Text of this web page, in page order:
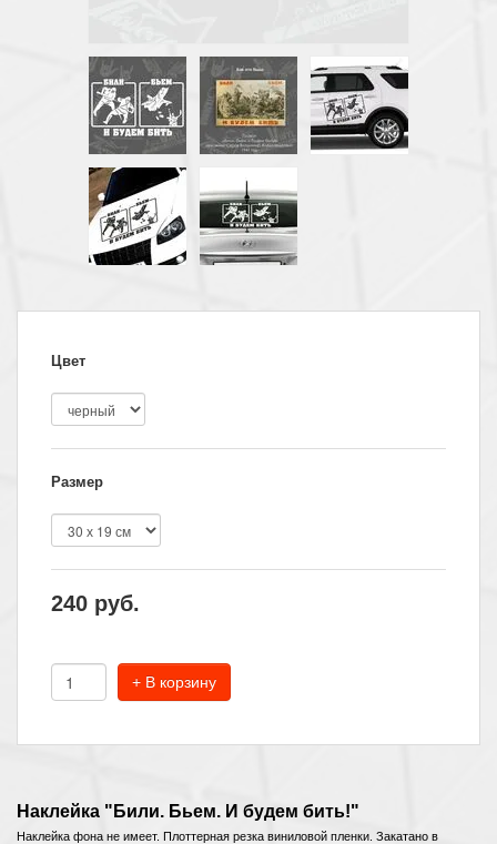
Цвет
Размер
240 руб.
+ В корзину
Наклейка "Били. Бьем. И будем бить!"
Наклейка фона не имеет. Плоттерная резка виниловой пленки. Закатано в